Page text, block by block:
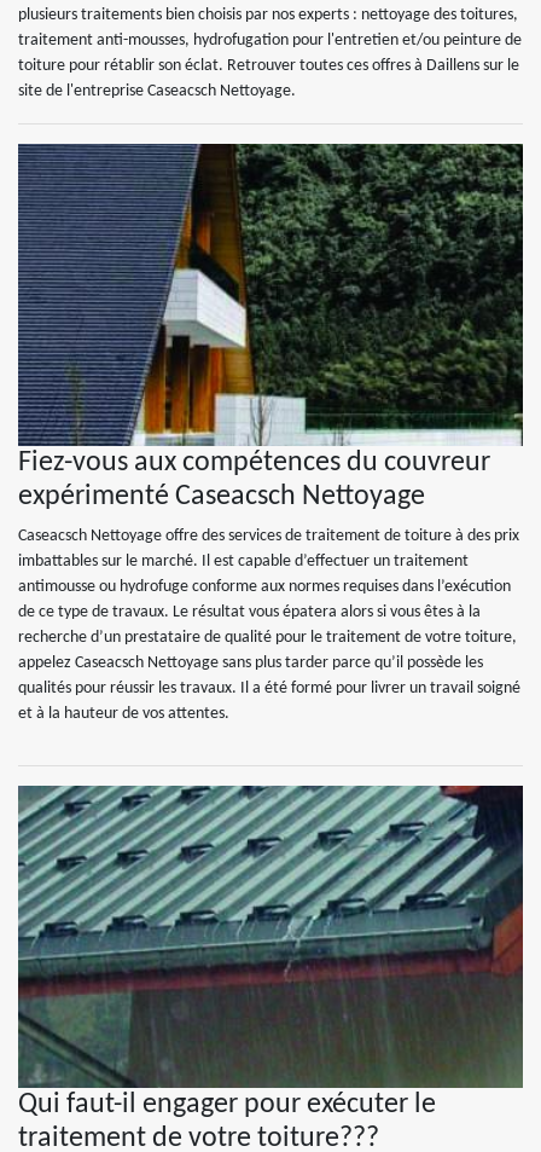
plusieurs traitements bien choisis par nos experts : nettoyage des toitures,
traitement anti-mousses, hydrofugation pour l'entretien et/ou peinture de
toiture pour rétablir son éclat. Retrouver toutes ces offres à Daillens sur le
site de l'entreprise Caseacsch Nettoyage.
Fiez-vous aux compétences du couvreur
expérimenté Caseacsch Nettoyage
Caseacsch Nettoyage offre des services de traitement de toiture à des prix
imbattables sur le marché. Il est capable d’effectuer un traitement
antimousse ou hydrofuge conforme aux normes requises dans l’exécution
de ce type de travaux. Le résultat vous épatera alors si vous êtes à la
recherche d’un prestataire de qualité pour le traitement de votre toiture,
appelez Caseacsch Nettoyage sans plus tarder parce qu’il possède les
qualités pour réussir les travaux. Il a été formé pour livrer un travail soigné
et à la hauteur de vos attentes.
Qui faut-il engager pour exécuter le
traitement de votre toiture???